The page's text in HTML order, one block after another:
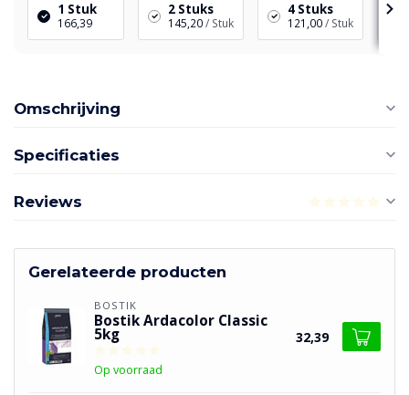
1 Stuk
166,39
2 Stuks
145,20/ Stuk
4 Stuks
121,00/ Stuk
Omschrijving
Specificaties
Reviews
Gerelateerde producten
BOSTIK
Bostik Ardacolor Classic
5kg
Op voorraad
32,39